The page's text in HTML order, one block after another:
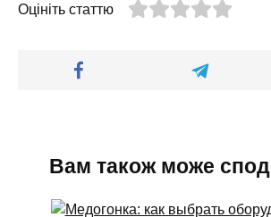
Оцініть статтю
Вам також може